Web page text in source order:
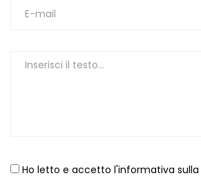
Ho letto e accetto l'informativa sulla